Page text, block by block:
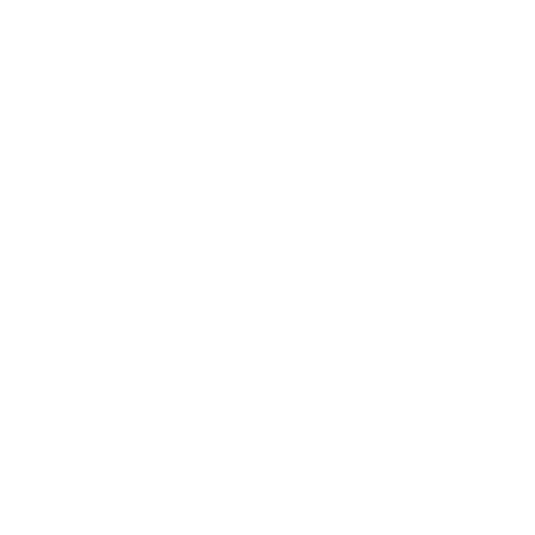
ne-au fost alimentate de-a lungul timpului